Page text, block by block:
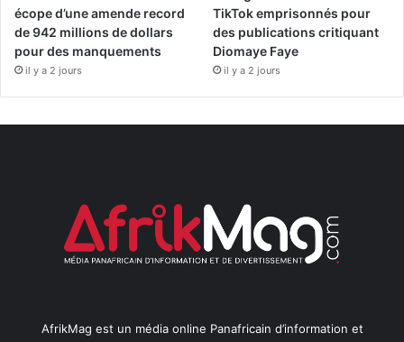
écope d’une amende record
de 942 millions de dollars
pour des manquements
il y a 2 jours
TikTok emprisonnés pour
des publications critiquant
Diomaye Faye
il y a 2 jours
AfrikMag est un média online Panafricain d’information et